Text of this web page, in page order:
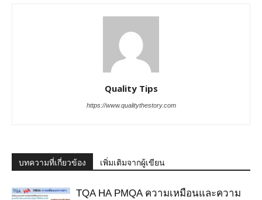
Quality Tips
https://www.qualitythestory.com
บทความที่เกี่ยวข้อง เพิ่มเติมจากผู้เขียน
TQA HA PMQA ความเหมือนและความ